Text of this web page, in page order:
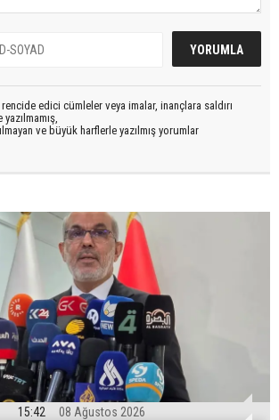
edici cümleler veya imalar, inançlara saldırı
ve büyük harflerle yazılmış yorumlar
15:42 08 Ağustos 2026